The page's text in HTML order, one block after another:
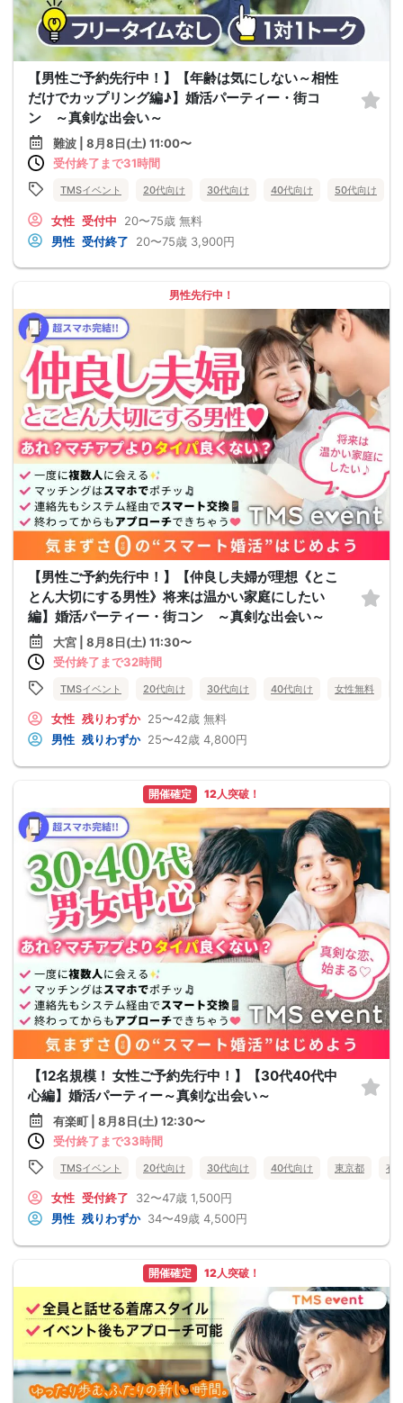
【男性ご予約先行中！】【年齢は気にしない～相性
だけでカップリング編♪】婚活パーティー・街コ
ン ～真剣な出会い～
難波 | 8月8日(土) 11:00〜
受付終了まで31時間
TMSイベント 20代向け 30代向け 40代向け 50代向け
女性 受付中 20〜75歳 無料
男性 受付終了 20〜75歳 3,900円
男性先行中！
【男性ご予約先行中！】【仲良し夫婦が理想《とこ
とん大切にする男性》将来は温かい家庭にしたい
編】婚活パーティー・街コン ～真剣な出会い～
大宮 | 8月8日(土) 11:30〜
受付終了まで32時間
TMSイベント 20代向け 30代向け 40代向け 女性無料
女性 残りわずか 25〜42歳 無料
男性 残りわずか 25〜42歳 4,800円
開催確定 12人突破！
【12名規模！ 女性ご予約先行中！】【30代40代中
心編】婚活パーティー～真剣な出会い～
有楽町 | 8月8日(土) 12:30〜
受付終了まで33時間
TMSイベント 20代向け 30代向け 40代向け 東京都 有
女性 受付終了 32〜47歳 1,500円
男性 残りわずか 34〜49歳 4,500円
開催確定 12人突破！